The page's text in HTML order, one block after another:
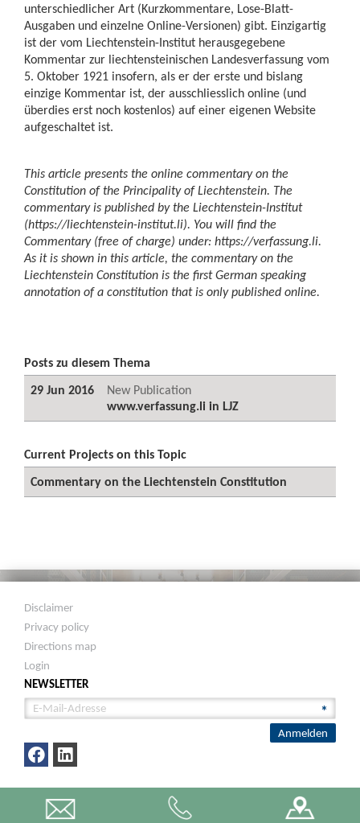
unterschiedlicher Art (Kurzkommentare, Lose-Blatt-
Ausgaben und einzelne Online-Versionen) gibt. Einzigartig
ist der vom Liechtenstein-Institut herausgegebene
Kommentar zur liechtensteinischen Landesverfassung vom
5. Oktober 1921 insofern, als er der erste und bislang
einzige Kommentar ist, der ausschliesslich online (und
überdies erst noch kostenlos) auf einer eigenen Website
aufgeschaltet ist.
This article presents the online commentary on the
Constitution of the Principality of Liechtenstein. The
commentary is published by the Liechtenstein-Institut
(https://liechtenstein-institut.li). You will find the
Commentary (free of charge) under: https://verfassung.li.
As it is shown in this article, the commentary on the
Liechtenstein Constitution is the first German speaking
annotation of a constitution that is only published online.
Posts zu diesem Thema
29 Jun 2016
New Publication
www.verfassung.li in LJZ
Current Projects on this Topic
Commentary on the Liechtenstein Constitution
Disclaimer
Privacy policy
Directions map
Login
NEWSLETTER